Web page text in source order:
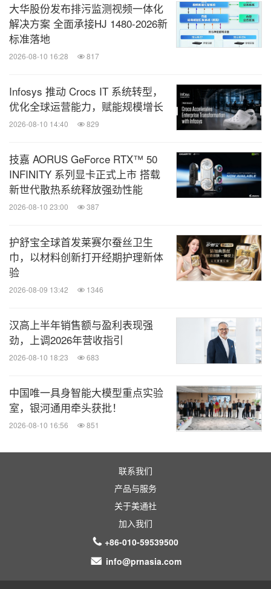
大华股份发布排污监测视频一体化
解决方案 全面承接HJ 1480-2026新
标准落地
2026-08-10 16:28 817
Infosys 推动 Crocs IT 系统转型，
优化全球运营能力，赋能规模增长
2026-08-10 14:40 829
技嘉 AORUS GeForce RTX™ 50
INFINITY 系列显卡正式上市 搭载
新世代散热系统释放强劲性能
2026-08-10 23:00 387
护舒宝全球首发莱赛尔蚕丝卫生
巾，以材料创新打开经期护理新体
验
2026-08-09 13:42 1346
汉高上半年销售额与盈利表现强
劲，上调2026年营收指引
2026-08-10 18:23 683
中国唯一具身智能大模型重点实验
室，银河通用牵头获批！
2026-08-10 16:56 851
联系我们
产品与服务
关于美通社
加入我们
+86-010-59539500
info@prnasia.com